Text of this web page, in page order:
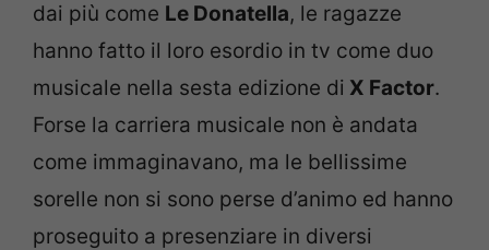
dai più come Le Donatella, le ragazze
hanno fatto il loro esordio in tv come duo
musicale nella sesta edizione di X Factor.
Forse la carriera musicale non è andata
come immaginavano, ma le bellissime
sorelle non si sono perse d’animo ed hanno
proseguito a presenziare in diversi